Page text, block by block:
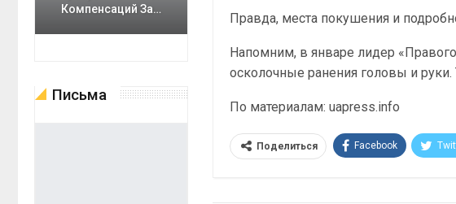
Правда, места покушения и
Напомним, в январе лидер
осколочные ранения головы и
По материалам: uapress.info
Поделиться Facebook
Компенсаций За…
Письма